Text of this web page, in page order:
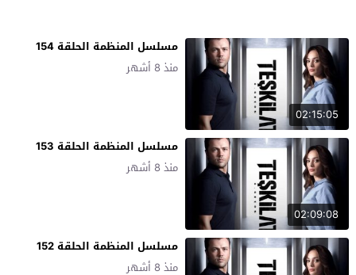
02:15:05
مسلسل المنظمة الحلقة 154
منذ 8 أشهر
02:09:08
مسلسل المنظمة الحلقة 153
منذ 8 أشهر
مسلسل المنظمة الحلقة 152
منذ 8 أشهر